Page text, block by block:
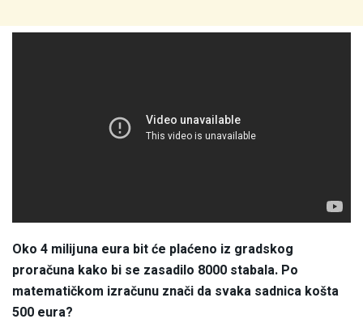
Oko 4 milijuna eura bit će plaćeno iz gradskog
proračuna kako bi se zasadilo 8000 stabala. Po
matematičkom izračunu znači da svaka sadnica košta
500 eura?